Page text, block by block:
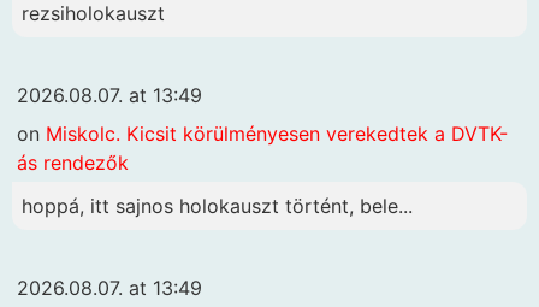
rezsiholokauszt
2026.08.07. at 13:49
on Miskolc. Kicsit körülményesen verekedtek a DVTK-
ás rendezők
hoppá, itt sajnos holokauszt történt, bele...
2026.08.07. at 13:49